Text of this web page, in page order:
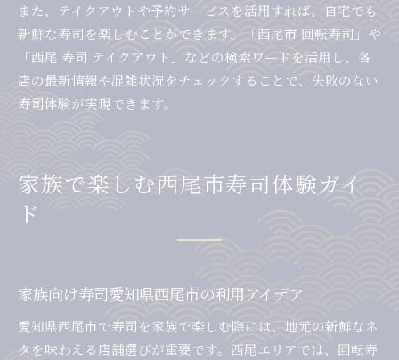
また、テイクアウトや予約サービスを活用すれば、自宅でも
新鮮な寿司を楽しむことができます。「西尾市 回転寿司」や
「西尾 寿司 テイクアウト」などの検索ワードを活用し、各
店の最新情報や混雑状況をチェックすることで、失敗のない
寿司体験が実現できます。
家族で楽しむ西尾市寿司体験ガイ
ド
家族向け寿司愛知県西尾市の利用アイデア
愛知県西尾市で寿司を家族で楽しむ際には、地元の新鮮なネ
タを味わえる店舗選びが重要です。西尾エリアでは、回転寿